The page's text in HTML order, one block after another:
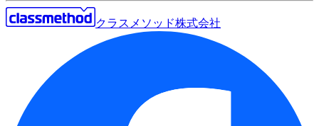
クラスメソッド株式会社